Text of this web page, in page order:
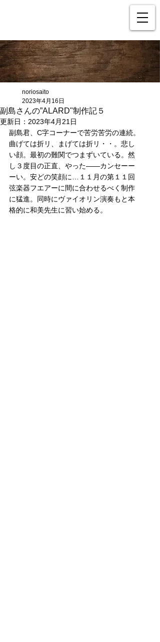
副島さんの”ALARD"制作記５
noriosaito
2023年4月16日
更新日： 2023年4月21日
副島君、C字コーナーで苦労苦労の連続。
曲げては折リ、まげては折リ・・。悲し
い顔。最初の難関でつまずいている。然
し３度目の正直、やった――カンセーー
ーい。安どの笑顔に…１１月の第１１回
弦楽器フエアーに間に合わせるべく制作
に猛進。同時にヴァイオリン演奏もと本
格的に和美先生に習い始める。